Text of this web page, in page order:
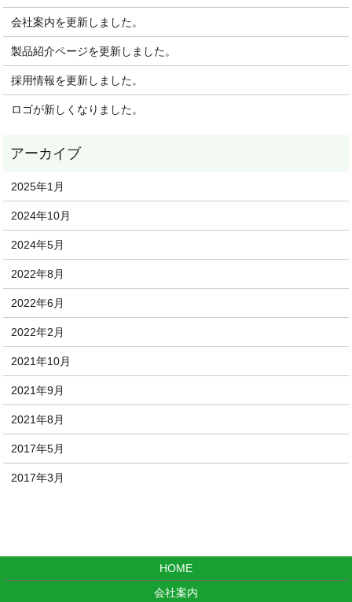
会社案内を更新しました。
製品紹介ページを更新しました。
採用情報を更新しました。
ロゴが新しくなりました。
2025年1月
2024年10月
2024年5月
2022年8月
2022年6月
2022年2月
2021年10月
2021年9月
2021年8月
2017年5月
2017年3月
HOME
会社案内